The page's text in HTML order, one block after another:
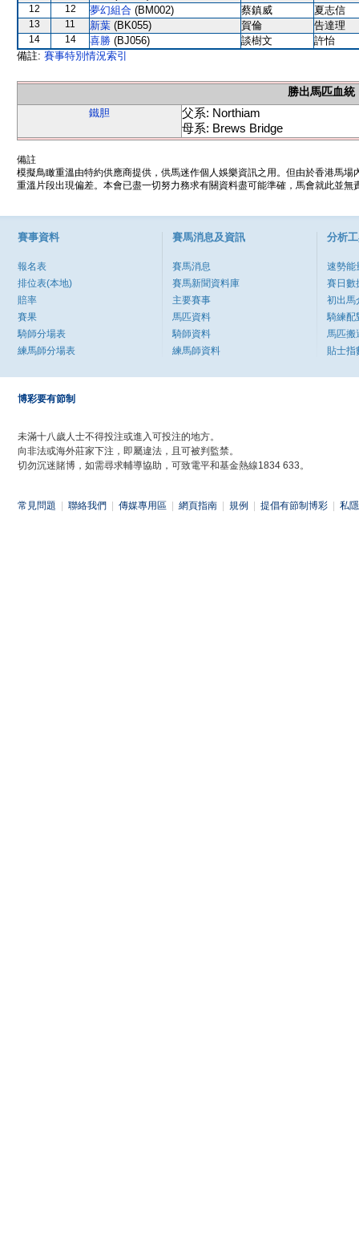
12 12 夢幻組合 (BM002) 蔡鎮威 夏志信
13 11 新葉 (BK055) 賀倫 告達理
14 14 喜勝 (BJ056) 談樹文
許怡
備註: 賽事特別情況索引
勝出馬匹血統
鐵胆
父系: Northiam
母系: Brews Bridge
備註
模擬鳥瞰重溫由特約供應商提供，供馬迷作個人娛樂資訊之用。但由於香港馬
重溫片段出現偏差。本會已盡一切努力務求有關資料盡可能準確，馬會就此並
賽事資料
報名表
排位表(本地)
賠率
賽果
騎師分場表
練馬師分場表
賽馬消息及資訊
賽馬消息
賽馬新聞資料庫
主要賽事
馬匹資料
騎師資料
練馬師資料
分析
速勢能
賽日數
初出馬
騎練配
馬匹搬
貼士指
博彩要有節制
未滿十八歲人士不得投注或進入可投注的地方。
向非法或海外莊家下注，即屬違法，且可被判監禁。
切勿沉迷賭博，如需尋求輔導協助，可致電平和基金熱線1834 633。
常見問題 聯絡我們 傳媒專用區 網頁指南 規例 提倡有節制博彩 私